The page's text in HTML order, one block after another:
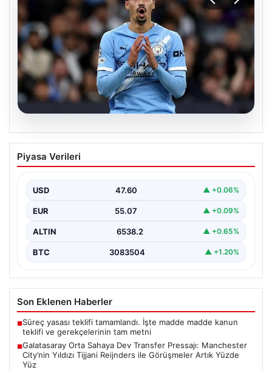
Galatasaray Orta Sahaya Dev Transfer
Pressajı: Manchester City’nin Yıldızı
Yüzde Yüz
Galatasaray, yeni sezon için olası transfer planlarında
orta saha bölgesine güçlü bir takviye yapma…
Piyasa Verileri
USD 47.60 ▲ +0.06%
EUR 55.07 ▲ +0.09%
ALTIN 6538.2 ▲ +0.65%
BTC 3083504 ▲ +1.20%
Son Eklenen Haberler
■Süreç yasası teklifi tamamlandı. İşte madde madde kanun
teklifi ve gerekçelerinin tam metni
■Galatasaray Orta Sahaya Dev Transfer Pressajı: Manchester
City’nin Yıldızı Tijjani Reijnders ile Görüşmeler Artık Yüzde
Yüz